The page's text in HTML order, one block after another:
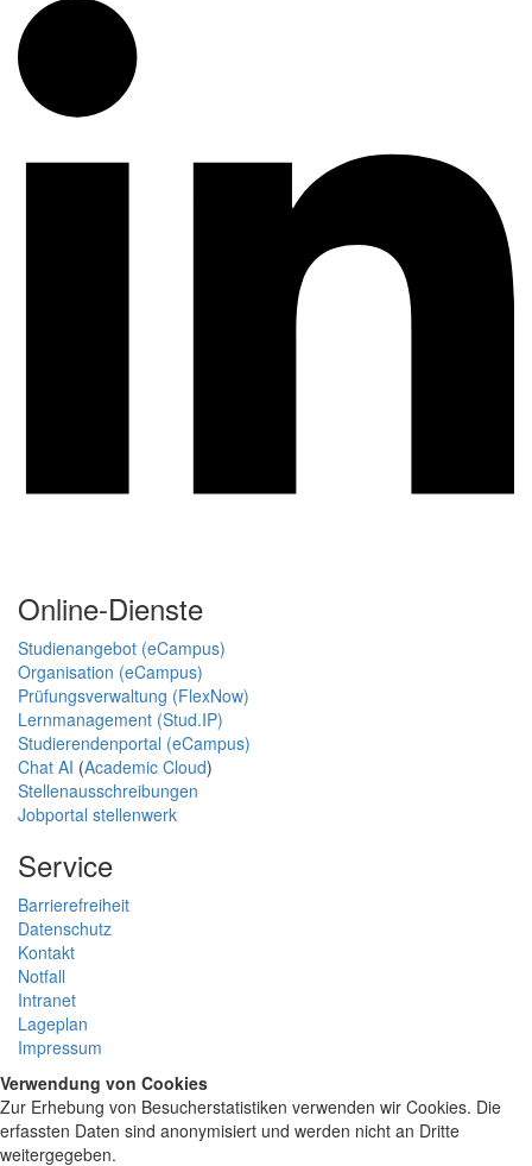
Online-Dienste
Studienangebot (eCampus)
Organisation (eCampus)
Prüfungsverwaltung (FlexNow)
Lernmanagement (Stud.IP)
Studierendenportal (eCampus)
Chat AI (Academic Cloud)
Stellenausschreibungen
Jobportal stellenwerk
Service
Barrierefreiheit
Datenschutz
Kontakt
Notfall
Intranet
Lageplan
Impressum
Verwendung von Cookies
Zur Erhebung von Besucherstatistiken verwenden wir Cookies. Die
erfassten Daten sind anonymisiert und werden nicht an Dritte
weitergegeben.